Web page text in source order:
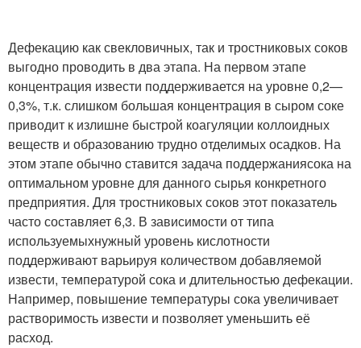
Дефекацию как свекловичных, так и тростниковых соков
выгодно проводить в два этапа. На первом этапе
концентрация извести поддерживается на уровне 0,2—
0,3%, т.к. слишком большая концентрация в сыром соке
приводит к излишне быстрой коагуляции коллоидных
веществ и образованию трудно отделимых осадков. На
этом этапе обычно ставится задача поддержаниясока на
оптимальном уровне для данного сырья конкретного
предприятия. Для тростниковых соков этот показатель
часто составляет 6,3. В зависимости от типа
используемыхнужный уровень кислотности
поддерживают варьируя количеством добавляемой
извести, температурой сока и длительностью дефекации.
Например, повышение температуры сока увеличивает
растворимость извести и позволяет уменьшить её
расход.